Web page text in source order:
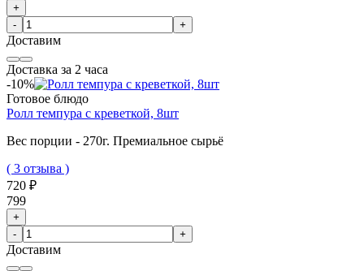
+
-
+
Доставим
Доставка за 2 часа
-10%
Готовое блюдо
Ролл темпура с креветкой, 8шт
Вес порции - 270г. Премиальное сырьё
( 3 отзыва )
720 ₽
799
+
-
+
Доставим